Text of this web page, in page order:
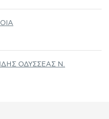
ΟΔΥΣΣΕΑΣ Ν.